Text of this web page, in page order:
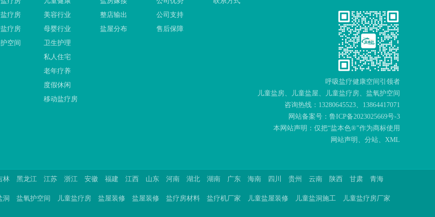
疗房
疗房
空间
美容行业
母婴行业
卫生护理
私人住宅
老年疗养
度假休闲
移动盐疗房
整店输出
盐屋分布
公司支持
售后保障
呼吸盐疗健康空间引领者
儿童盐房、 儿童盐屋、 儿童盐疗房、 盐氧护空间
咨询热线：13280645523、13864417071
网站备案号： 鲁ICP备2023025669号-3
本网站声明：仅把“盐本色®”作为商标使用
网站声明 、 分站、 XML
林 黑龙江 江苏 浙江 安徽 福建 江西 山东 河南 湖北 湖南 广东 海南 四川 贵州 云南 陕西 甘肃 青海
洞 盐氧护空间 儿童盐疗房 盐屋装修 盐屋装修 盐疗房材料 盐疗机厂家 儿童盐屋装修 儿童盐洞施工 儿童盐疗房厂家